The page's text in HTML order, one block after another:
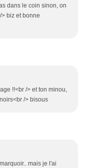
dans le coin sinon, on
biz et bonne
!!<br /> et ton minou,
/> bisous
mais je l'ai